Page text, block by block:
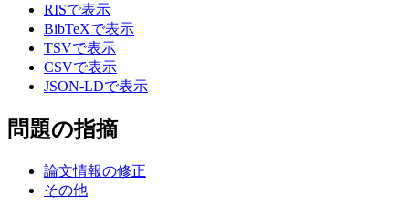
RISで表示
BibTeXで表示
TSVで表示
CSVで表示
JSON-LDで表示
問題の指摘
論文情報の修正
その他